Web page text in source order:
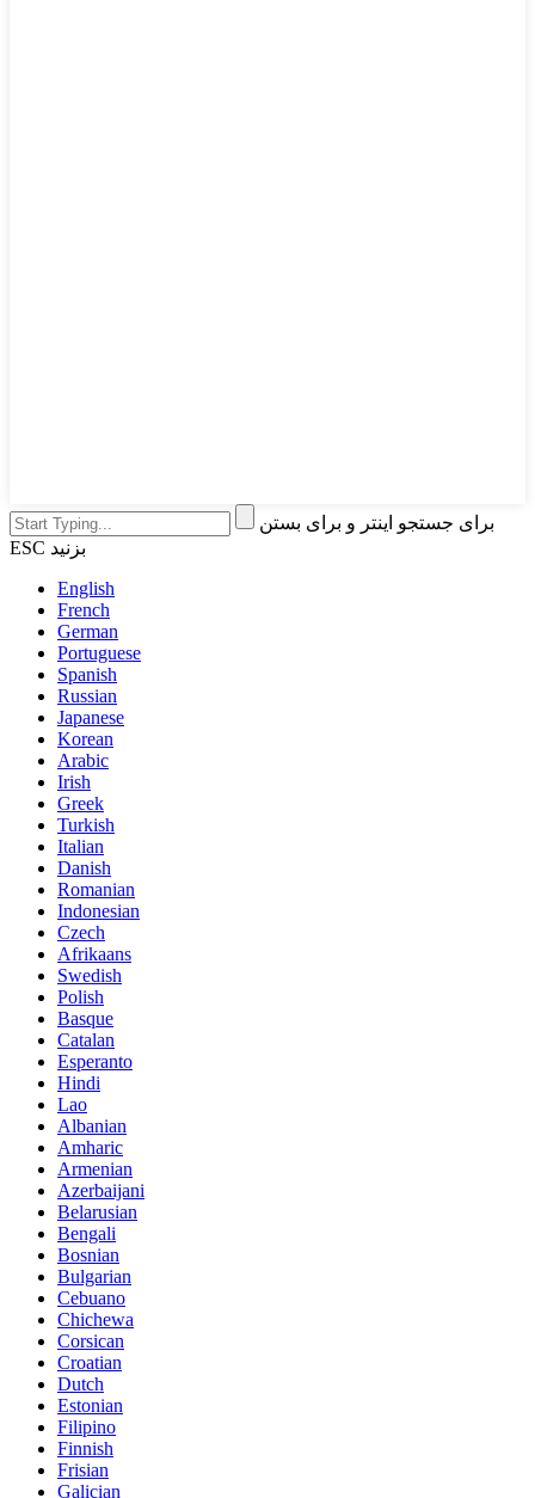
برای جستجو اینتر و برای بستن
ESC بزنید
English
French
German
Portuguese
Spanish
Russian
Japanese
Korean
Arabic
Irish
Greek
Turkish
Italian
Danish
Romanian
Indonesian
Czech
Afrikaans
Swedish
Polish
Basque
Catalan
Esperanto
Hindi
Lao
Albanian
Amharic
Armenian
Azerbaijani
Belarusian
Bengali
Bosnian
Bulgarian
Cebuano
Chichewa
Corsican
Croatian
Dutch
Estonian
Filipino
Finnish
Frisian
Galician